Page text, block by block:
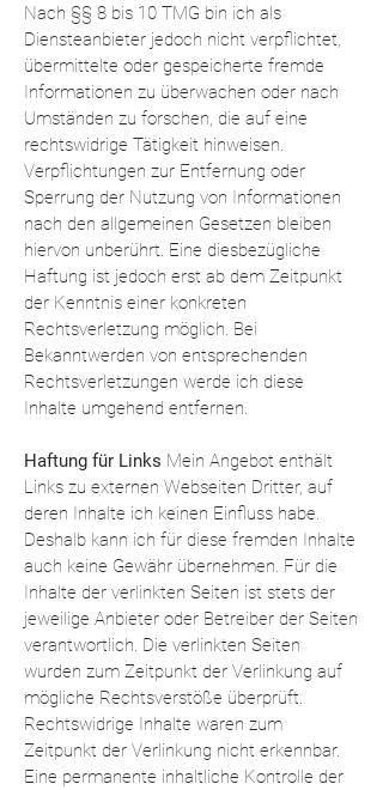
Nach §§ 8 bis 10 TMG bin ich als
Diensteanbieter jedoch nicht verpflichtet,
übermittelte oder gespeicherte fremde
Informationen zu überwachen oder nach
Umständen zu forschen, die auf eine
rechtswidrige Tätigkeit hinweisen.
Verpflichtungen zur Entfernung oder
Sperrung der Nutzung von Informationen
nach den allgemeinen Gesetzen bleiben
hiervon unberührt. Eine diesbezügliche
Haftung ist jedoch erst ab dem Zeitpunkt
der Kenntnis einer konkreten
Rechtsverletzung möglich. Bei
Bekanntwerden von entsprechenden
Rechtsverletzungen werde ich diese
Inhalte umgehend entfernen.
Haftung für Links Mein Angebot enthält
Links zu externen Webseiten Dritter, auf
deren Inhalte ich keinen Einfluss habe.
Deshalb kann ich für diese fremden Inhalte
auch keine Gewähr übernehmen. Für die
Inhalte der verlinkten Seiten ist stets der
jeweilige Anbieter oder Betreiber der Seiten
verantwortlich. Die verlinkten Seiten
wurden zum Zeitpunkt der Verlinkung auf
mögliche Rechtsverstöße überprüft.
Rechtswidrige Inhalte waren zum
Zeitpunkt der Verlinkung nicht erkennbar.
Eine permanente inhaltliche Kontrolle der